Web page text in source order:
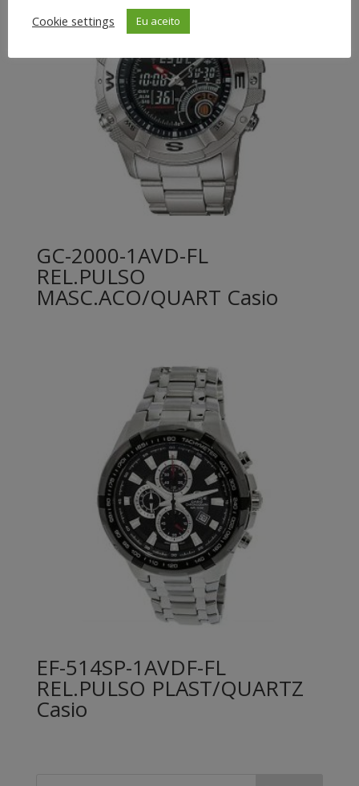
GC-2000-1AVD-FL
REL.PULSO
MASC.ACO/QUART Casio
EF-514SP-1AVDF-FL
REL.PULSO PLAST/QUARTZ
Casio
Cookie settings
Eu aceito